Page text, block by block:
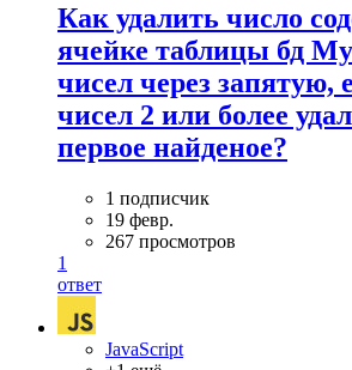
Как удалить число
ячейке таблицы бд
чисел через запятую,
чисел 2 или более
первое найденое?
1 подписчик
19 февр.
267 просмотров
1
ответ
JavaScript